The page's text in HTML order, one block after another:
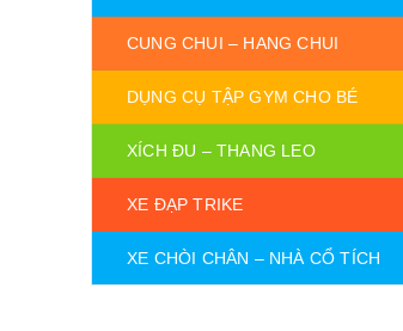
CUNG CHUI – HANG CHUI
DỤNG CỤ TẬP GYM CHO BÉ
XÍCH ĐU – THANG LEO
XE ĐẠP TRIKE
XE CHÒI CHÂN – NHÀ CỔ TÍCH